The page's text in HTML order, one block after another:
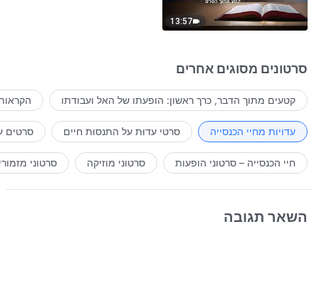
13:57
סרטונים מסוגים אחרים
קטעים מתוך הדבר, כרך ראשון: הופעתו של האל ועבודתו
עדויות מחיי הכנסייה סרטי עדוּת על התנסוּת חיים סרטים
חיי הכנסייה – סרטוני הופעות סרטוני מוזיקה סרטוני
השאר תגובה